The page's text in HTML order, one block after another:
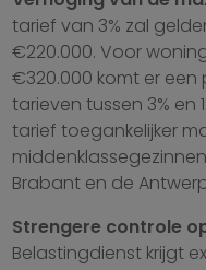
tarief van 3% zal
€220.000. Voor
€320.000 komt er
tarieven tussen 3% en
tarief toegankelijker
Brabant en de
Strengere controle
Belastingdienst krijgt